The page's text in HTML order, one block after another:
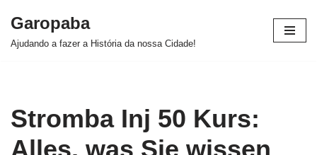
Pular
Garopaba
Ajudando a fazer a História da nossa Cidade!
Stromba Inj 50 Kurs:
Alles, was Sie wissen